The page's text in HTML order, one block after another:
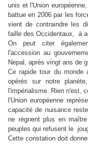
unis et l'Union
battue en 2006 par les
vient de contraindre les
faille des Occidentaux, à
On peut citer
l'accession au
Nepal, après vingt ans de
Ce rapide tour du monde
opérés sur notre
l'impérialisme. Rien n'est,
l'Union européenne
capacité de nuisance
ne règnent plus en
peuples qui refusent le
Cette constation doit